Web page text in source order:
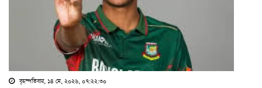
বৃহস্পতিবার, ১৪ মে, ২০২৬, ০৭:২২:৩০